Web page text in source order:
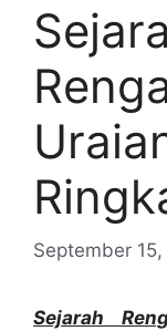
September
Sejarah